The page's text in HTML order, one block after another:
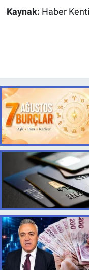
Kaynak: Haber